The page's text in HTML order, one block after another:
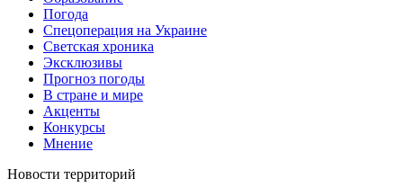
Погода
Спецоперация на Украине
Светская хроника
Эксклюзивы
Прогноз погоды
В стране и мире
Акценты
Конкурсы
Мнение
Новости территорий